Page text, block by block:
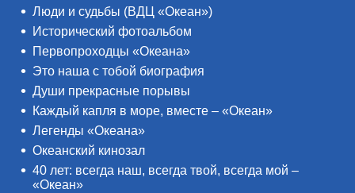
Люди и судьбы (ВДЦ «Океан»)
Исторический фотоальбом
Первопроходцы «Океана»
Это наша с тобой биография
Души прекрасные порывы
Каждый капля в море, вместе – «Океан»
Легенды «Океана»
Океанский кинозал
40 лет: всегда наш, всегда твой, всегда мой –
«Океан»